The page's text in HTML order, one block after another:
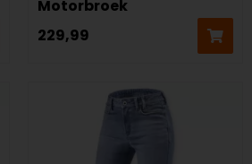
Motorbroek
229,99